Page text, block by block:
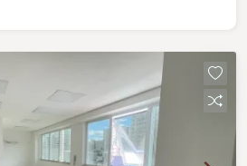
da saúde. O ambiente conta
nas salas, oferecendo mais
para profissionais
ser consultados.